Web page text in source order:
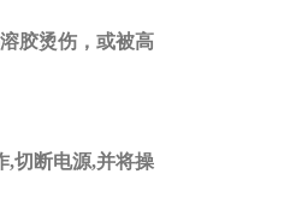
胶烫伤，或被高
。
,切断电源,并将操